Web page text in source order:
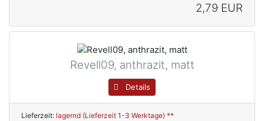
2,79 EUR
Revell09, anthrazit, matt
Details
Lieferzeit: lagernd (Lieferzeit 1-3 Werktage) **